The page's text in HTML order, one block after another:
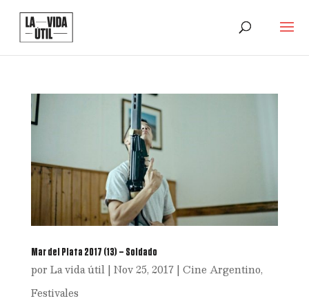
Mar del Plata 2017 (13) – Soldado
por La vida útil| Nov 25, 2017| Cine Argentino,
Festivales